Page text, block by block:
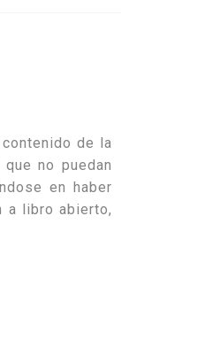
de la
no puedan
en haber
a libro abierto,